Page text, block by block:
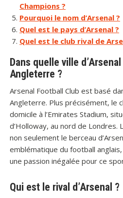
Champions ?
Pourquoi le nom d’Arsenal ?
Quel est le pays d’Arsenal ?
Quel est le club rival de
Dans quelle ville
Angleterre ?
Arsenal Football Club est basé
Angleterre. Plus précisément, le
domicile à l’Emirates Stadium,
d’Holloway, au nord de Londres.
non seulement le berceau
emblématique du football
une passion inégalée pour ce
Qui est le rival d’Arsenal ?